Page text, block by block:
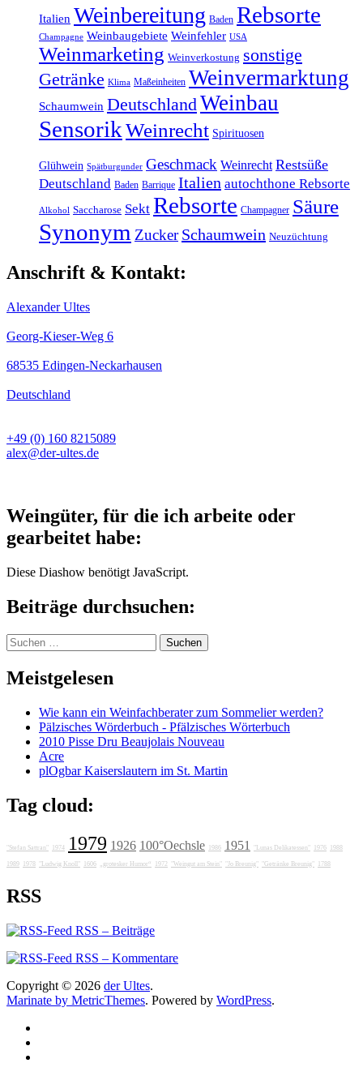
Italien Weinbereitung Baden Rebsorte
Champagne Weinbaugebiete Weinfehler USA
Weinmarketing Weinverkostung sonstige
Getränke Klima Maßeinheiten Weinvermarktung
Schaumwein Deutschland Weinbau
SensorikWeinrecht Spirituosen
Glühwein Spätburgunder Geschmack Weinrecht Restsüße
Deutschland Baden Barrique Italien autochthone Rebsorte
Alkohol Saccharose Sekt Rebsorte Champagner Säure
Synonym Zucker Schaumwein Neuzüchtung
Anschrift & Kontakt:
Alexander Ultes
Georg-Kieser-Weg 6
68535 Edingen-Neckarhausen
Deutschland
+49 (0) 160 8215089
alex@der-ultes.de
Weingüter, für die ich arbeite oder
gearbeitet habe:
Diese Diashow benötigt JavaScript.
Beiträge durchsuchen:
Suchen
nach:
Meistgelesen
Wie kann ein Weinfachberater zum Sommelier werden?
Pälzisches Wörderbuch - Pfälzisches Wörterbuch
2010 Pisse Dru Beaujolais Nouveau
Acre
plOgbar Kaiserslautern im St. Martin
Tag cloud:
"Stefan Sattran" 1974 1979 1926 100°Oechsle 1986 1951 "Lunas Delikatessen" 1976 1988
1989 1978 "Ludwig Knoll" 1606 „grotesker Humor“ 1972 "Weingut am Stein" "Jo Breunig" "Getränke Breunig" 1788
RSS
RSS – Beiträge
RSS – Kommentare
Copyright © 2026 der Ultes.
Marinate by MetricThemes. Powered by WordPress.